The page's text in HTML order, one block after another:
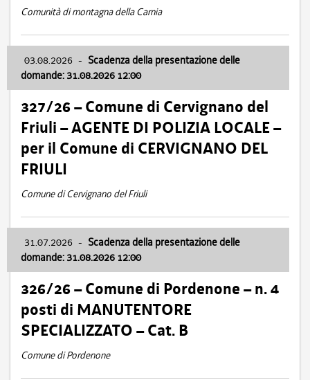
Comunità di montagna della Carnia
03.08.2026 - Scadenza della presentazione delle
domande: 31.08.2026 12:00
327/26 – Comune di Cervignano del
Friuli – AGENTE DI POLIZIA LOCALE –
per il Comune di CERVIGNANO DEL
FRIULI
Comune di Cervignano del Friuli
31.07.2026 - Scadenza della presentazione delle
domande: 31.08.2026 12:00
326/26 – Comune di Pordenone – n. 4
posti di MANUTENTORE
SPECIALIZZATO – Cat. B
Comune di Pordenone